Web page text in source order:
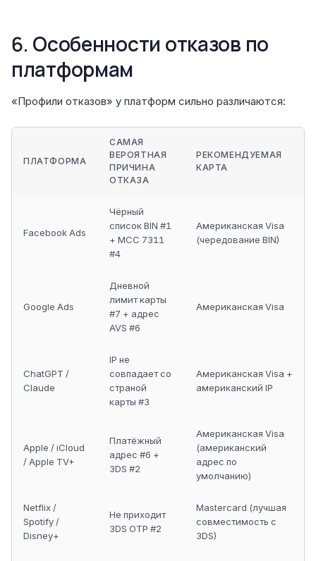
6. Особенности отказов по
платформам
«Профили отказов» у платформ сильно различаются:
ПЛАТФОРМА
САМАЯ
ВЕРОЯТНАЯ
ПРИЧИНА
ОТКАЗА
РЕКОМЕНДУЕМАЯ
КАРТА
Facebook Ads
Чёрный
список BIN #1
+ MCC 7311
#4
Американская Visa
(чередование BIN)
Google Ads
Дневной
лимит карты
#7 + адрес
AVS #6
Американская Visa
ChatGPT /
Claude
IP не
совпадает со
страной
карты #3
Американская Visa +
американский IP
Apple / iCloud
/ Apple TV+
Платёжный
адрес #6 +
3DS #2
Американская Visa
(американский
адрес по
умолчанию)
Netflix /
Spotify /
Disney+
Не приходит
3DS OTP #2
Mastercard (лучшая
совместимость с
3DS)